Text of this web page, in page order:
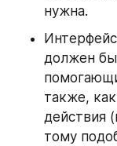
нужна.
должен
также,
действия
тому